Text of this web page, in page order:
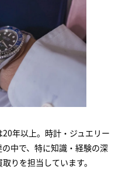
年以上。時計・ジュエリー
中で、特に知識・経験の深
りを担当しています。